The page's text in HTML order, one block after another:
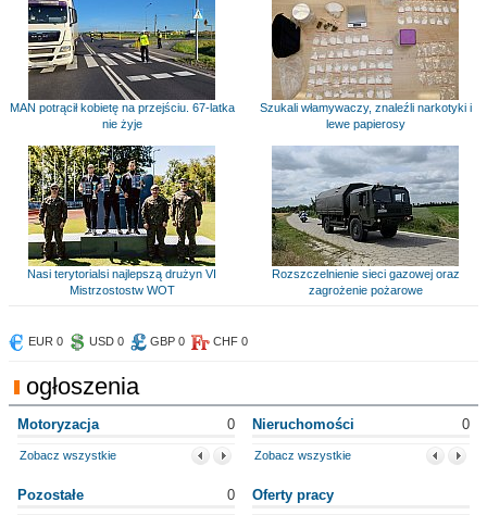
MAN potrącił kobietę na przejściu. 67-latka
nie żyje
Szukali włamywaczy, znaleźli narkotyki i
lewe papierosy
Nasi terytorialsi najlepszą drużyn VI
Mistrzostostw WOT
Rozszczelnienie sieci gazowej oraz
zagrożenie pożarowe
EUR 0 USD 0 GBP 0 CHF 0
ogłoszenia
Motoryzacja 0
Zobacz wszystkie
Nieruchomości 0
Zobacz wszystkie
Pozostałe 0 Oferty pracy